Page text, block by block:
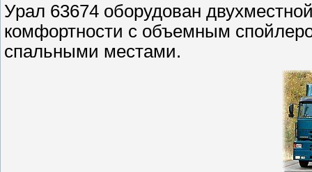
Урал 63674 оборудован
комфортности с объемным
спальными местами.